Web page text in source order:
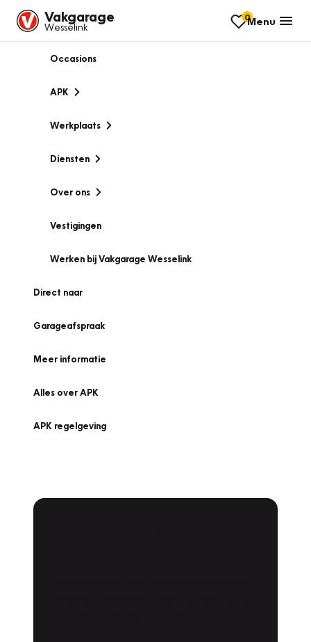
Vakgarage
Wesselink
0Menu
Occasions
APK
Werkplaats
Diensten
Over ons
Vestigingen
Werken bij Vakgarage Wesselink
Direct naar
Garageafspraak
Meer informatie
Alles over APK
APK regelgeving